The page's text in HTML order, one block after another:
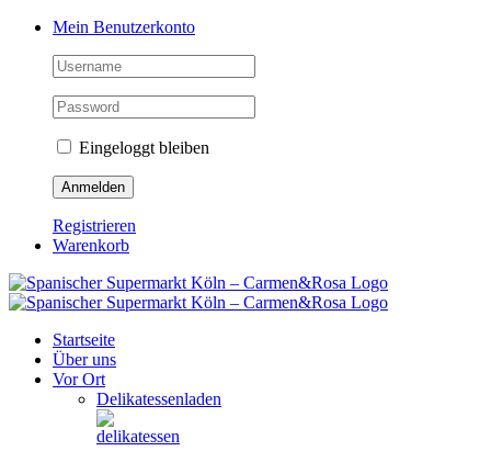
Zum
springen
Facebook
Instagram
Pinterest
Tiktok
YouTubeMein Benutzerkonto
Eingeloggt bleiben
Registrieren
Warenkorb
Startseite
Über uns
Vor Ort
Delikatessenladen